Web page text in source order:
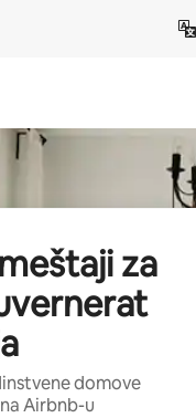
za
domove
Airbnb-u